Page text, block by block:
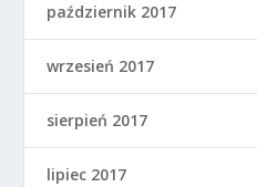
październik 2017
wrzesień 2017
sierpień 2017
lipiec 2017